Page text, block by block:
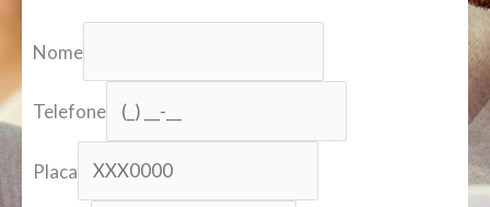
Nome
Telefone
Placa